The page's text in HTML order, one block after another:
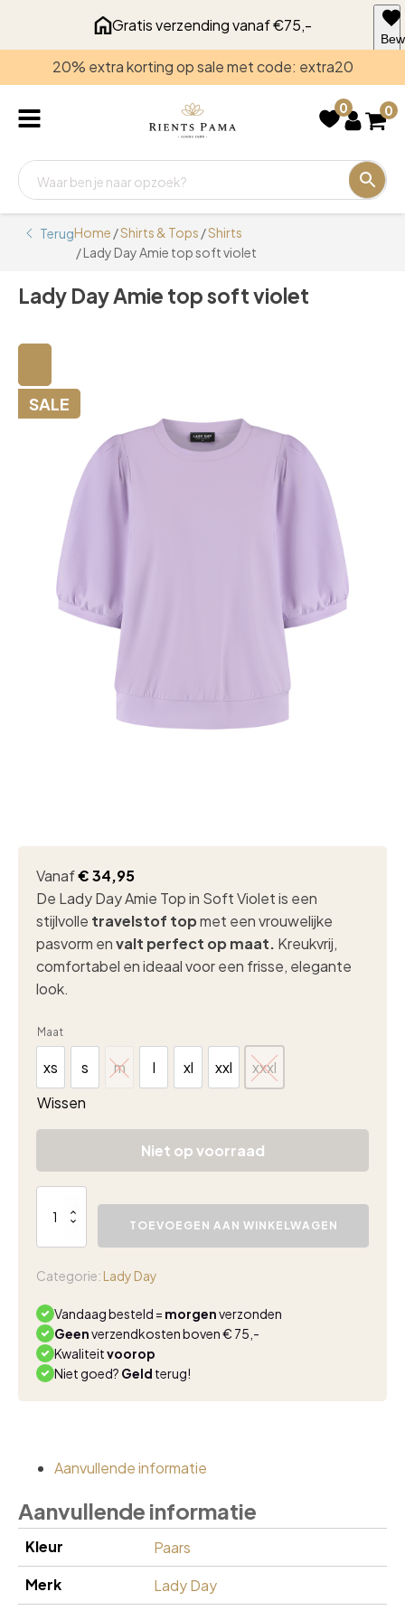
Gratis verzending vanaf €75,-
20% extra korting op sale met code: extra20
0 0
TerugHome /Shirts & Tops /Shirts
/ Lady Day Amie top soft violet
Lady Day Amie top soft violet
SALE
Vanaf€34,95
De Lady Day Amie Top in Soft Violet is een
stijlvolle travelstof topmet een vrouwelijke
pasvorm envalt perfect op maat. Kreukvrij,
comfortabel en ideaal voor een frisse, elegante
look.
Maat
xs
xs
s
s
m
m
l
l
xl
xl
xxl
xxl
xxxl
xxxl
Wissen
Niet op voorraad
Day
soft
aantal
TOEVOEGEN AAN WINKELWAGEN
voor
Categorie: Lady Day
Vandaag besteld = morgenverzonden
Geenverzendkosten boven € 75,-
Kwaliteitvoorop
Niet goed? Geld terug!
Aanvullende informatie
Aanvullende informatie
Kleur
Paars
Merk
Lady Day